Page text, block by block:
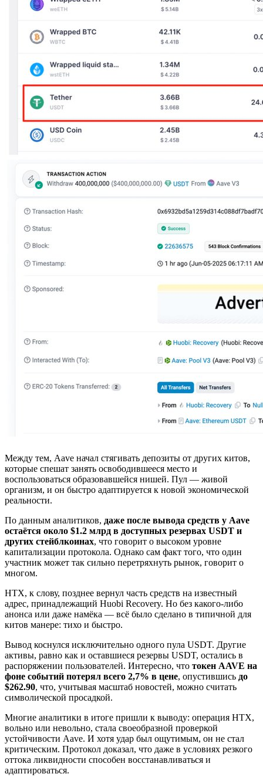
Между тем, Aave начал стягивать депозиты от других китов,
которые спешат занять освободившееся место и
воспользоваться образовавшейся нишей. Пул — живой
организм, и он быстро адаптируется к новой экономической
реальности.
По данным аналитиков, даже после вывода средств у Aave
остаётся около $1.2 млрд в доступных резервах USDT и
других стейблкоинах, что говорит о высоком уровне
капитализации протокола. Однако сам факт того, что один
участник может так сильно перетряхнуть рынок, говорит о
многом.
HTX, к слову, позднее вернул часть средств на известный
адрес, принадлежащий Huobi Recovery. Но без какого-либо
анонса или даже намёка — всё было сделано в типичной для
китов манере: тихо и быстро.
Вывод коснулся исключительно одного пула USDT. Другие
активы, равно как и оставшиеся резервы USDT, остались в
распоряжении пользователей. Интересно, что токен AAVE на
фоне событий потерял всего 2,7% в цене, опустившись до
$262.90, что, учитывая масштаб новостей, можно считать
символической просадкой.
Многие аналитики в итоге пришли к выводу: операция HTX,
вольно или невольно, стала своеобразной проверкой
устойчивости Aave. И хотя удар был ощутимым, он не стал
критическим. Протокол доказал, что даже в условиях резкого
оттока ликвидности способен восстанавливаться и
адаптироваться.